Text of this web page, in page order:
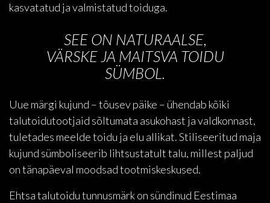
kasvatatud ja valmistatud toiduga.
SEE ON NATURAALSE,
VÄRSKE JA MAITSVA TOIDU
SÜMBOL.
Uue märgi kujund – tõusev päike – ühendab kõiki
talutoidutootjaid sõltumata asukohast ja valdkonnast,
tuletades meelde toidu ja elu allikat. Stiliseeritud maja
kujund sümboliseerib lihtsustatult talu, millest paljud
on tänapäeval moodsad tootmiskeskused.
Ehtsa talutoidu tunnusmärk on sündinud Eestimaa